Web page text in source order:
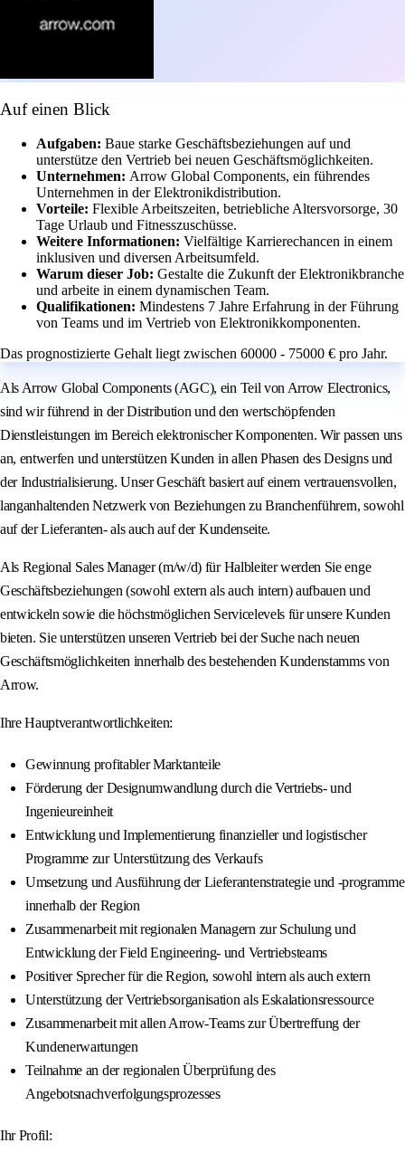
Auf einen Blick
Aufgaben: Baue starke Geschäftsbeziehungen auf und
unterstütze den Vertrieb bei neuen Geschäftsmöglichkeiten.
Unternehmen: Arrow Global Components, ein führendes
Unternehmen in der Elektronikdistribution.
Vorteile: Flexible Arbeitszeiten, betriebliche Altersvorsorge, 30
Tage Urlaub und Fitnesszuschüsse.
Weitere Informationen: Vielfältige Karrierechancen in einem
inklusiven und diversen Arbeitsumfeld.
Warum dieser Job: Gestalte die Zukunft der Elektronikbranche
und arbeite in einem dynamischen Team.
Qualifikationen: Mindestens 7 Jahre Erfahrung in der Führung
von Teams und im Vertrieb von Elektronikkomponenten.
Das prognostizierte Gehalt liegt zwischen 60000 - 75000 € pro Jahr.
Als Arrow Global Components (AGC), ein Teil von Arrow Electronics,
sind wir führend in der Distribution und den wertschöpfenden
Dienstleistungen im Bereich elektronischer Komponenten. Wir passen uns
an, entwerfen und unterstützen Kunden in allen Phasen des Designs und
der Industrialisierung. Unser Geschäft basiert auf einem vertrauensvollen,
langanhaltenden Netzwerk von Beziehungen zu Branchenführern, sowohl
auf der Lieferanten- als auch auf der Kundenseite.
Als Regional Sales Manager (m/w/d) für Halbleiter werden Sie enge
Geschäftsbeziehungen (sowohl extern als auch intern) aufbauen und
entwickeln sowie die höchstmöglichen Servicelevels für unsere Kunden
bieten. Sie unterstützen unseren Vertrieb bei der Suche nach neuen
Geschäftsmöglichkeiten innerhalb des bestehenden Kundenstamms von
Arrow.
Ihre Hauptverantwortlichkeiten:
Gewinnung profitabler Marktanteile
Förderung der Designumwandlung durch die Vertriebs- und
Ingenieureinheit
Entwicklung und Implementierung finanzieller und logistischer
Programme zur Unterstützung des Verkaufs
Umsetzung und Ausführung der Lieferantenstrategie und -programme
innerhalb der Region
Zusammenarbeit mit regionalen Managern zur Schulung und
Entwicklung der Field Engineering- und Vertriebsteams
Positiver Sprecher für die Region, sowohl intern als auch extern
Unterstützung der Vertriebsorganisation als Eskalationsressource
Zusammenarbeit mit allen Arrow-Teams zur Übertreffung der
Kundenerwartungen
Teilnahme an der regionalen Überprüfung des
Angebotsnachverfolgungsprozesses
Ihr Profil: